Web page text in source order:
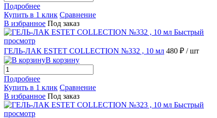
Подробнее
Купить в 1 клик Сравнение
В избранное Под заказ
Быстрый
просмотр
ГЕЛЬ-ЛАК ESTET COLLECTION №332 , 10 мл 480 ₽ / шт
В корзину
Подробнее
Купить в 1 клик Сравнение
В избранное Под заказ
Быстрый
просмотр